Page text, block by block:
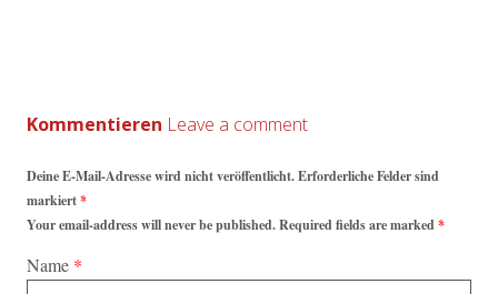
Kommentieren
Deine E-Mail-Adresse wird nicht veröffentlicht. Erforderliche Felder sind
markiert*
Your email-address will never be published. Required fields are marked*
Name *